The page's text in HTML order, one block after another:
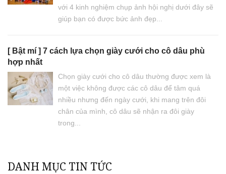
với 4 kinh nghiệm chụp ảnh hội nghị dưới đây sẽ
giúp bạn có được bức ảnh đẹp...
[ Bật mí ] 7 cách lựa chọn giày cưới cho cô dâu phù
hợp nhất
Chọn giày cưới cho cô dâu thường được xem là
một việc không được các cô dâu để tâm quá
nhiều nhưng đến ngày cưới, khi mang trên đôi
chân của mình, cô dâu sẽ nhận ra đôi giày
trong...
DANH MỤC TIN TỨC